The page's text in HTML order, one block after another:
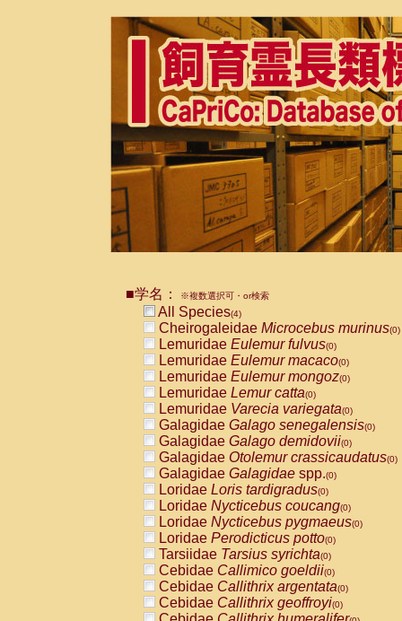
■学名： ※複数選択可・or検索
All Species(4)
Cheirogaleidae Microcebus murinus(0)
Lemuridae Eulemur fulvus(0)
Lemuridae Eulemur macaco(0)
Lemuridae Eulemur mongoz(0)
Lemuridae Lemur catta(0)
Lemuridae Varecia variegata(0)
Galagidae Galago senegalensis(0)
Galagidae Galago demidovii(0)
Galagidae Otolemur crassicaudatus(0)
Galagidae Galagidae spp.(0)
Loridae Loris tardigradus(0)
Loridae Nycticebus coucang(0)
Loridae Nycticebus pygmaeus(0)
Loridae Perodicticus potto(0)
Tarsiidae Tarsius syrichta(0)
Cebidae Callimico goeldii(0)
Cebidae Callithrix argentata(0)
Cebidae Callithrix geoffroyi(0)